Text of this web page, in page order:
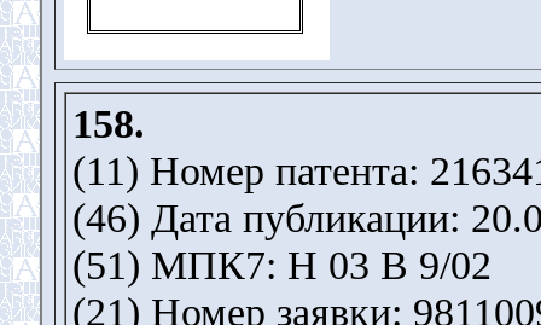
158.
(11) Номер патента:
(46) Дата публикации:
(51) МПК7: H 03 B 9/02
(21) Номер заявки: